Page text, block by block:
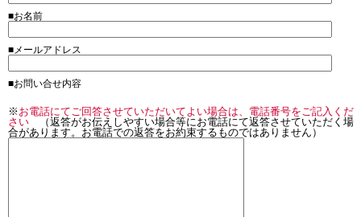
■お名前
■メールアドレス
■お問い合せ内容
※ お電話にてご回答させていただいてよい場合は、電話番号をご記入くだ
さい （返答がお伝えしやすい場合等にお電話にて返答させていただく場
合があります。お電話での返答をお約束するものではありません）